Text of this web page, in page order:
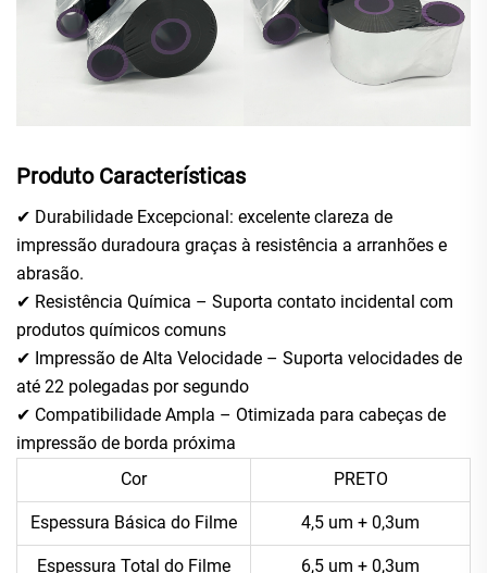
Produto Características
✔ Durabilidade Excepcional: excelente clareza de
impressão duradoura graças à resistência a arranhões e
abrasão.
✔ Resistência Química – Suporta contato incidental com
produtos químicos comuns
✔ Impressão de Alta Velocidade – Suporta velocidades de
até 22 polegadas por segundo
✔ Compatibilidade Ampla – Otimizada para cabeças de
impressão de borda próxima
Cor
PRETO
Espessura Básica do Filme 4,5 um + 0,3um
Espessura Total do Filme 6,5 um + 0,3um